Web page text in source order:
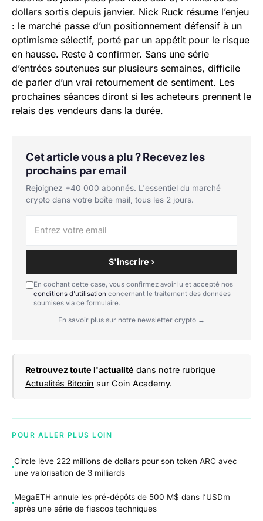
dollars sortis depuis janvier. Nick Ruck résume l’enjeu
: le marché passe d’un positionnement défensif à un
optimisme sélectif, porté par un appétit pour le risque
en hausse. Reste à confirmer. Sans une série
d’entrées soutenues sur plusieurs semaines, difficile
de parler d’un vrai retournement de sentiment. Les
prochaines séances diront si les acheteurs prennent le
relais des vendeurs dans la durée.
Cet article vous a plu ? Recevez les
prochains par email
Rejoignez +40 000 abonnés. L'essentiel du marché
crypto dans votre boîte mail, tous les 2 jours.
S'inscrire ›
En cochant cette case, vous confirmez avoir lu et accepté nos
conditions d'utilisation concernant le traitement des données
soumises via ce formulaire.
En savoir plus sur notre newsletter crypto →
Retrouvez toute l'actualité dans notre rubrique
Actualités Bitcoin sur Coin Academy.
POUR ALLER PLUS LOIN
Circle lève 222 millions de dollars pour son token ARC avec
une valorisation de 3 milliards
MegaETH annule les pré-dépôts de 500 M$ dans l’USDm
après une série de fiascos techniques